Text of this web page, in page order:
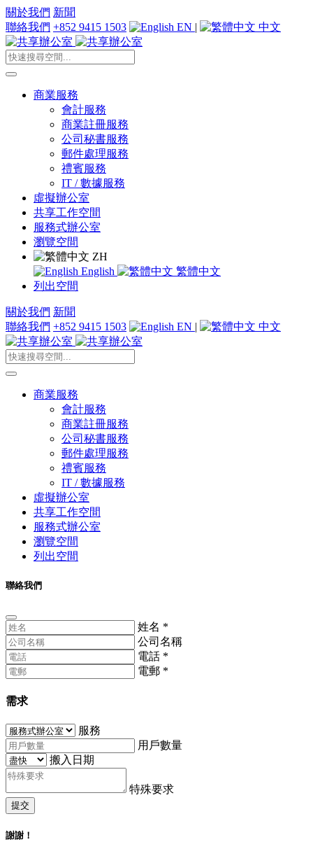
關於我們 新聞
聯絡我們 +852 9415 1503 EN | 中文
商業服務
會計服務
商業註冊服務
公司秘書服務
郵件處理服務
禮賓服務
IT / 數據服務
虛擬辦公室
共享工作空間
服務式辦公室
瀏覽空間
ZH
English
繁體中文
列出空間
關於我們 新聞
聯絡我們 +852 9415 1503 EN | 中文
商業服務
會計服務
商業註冊服務
公司秘書服務
郵件處理服務
禮賓服務
IT / 數據服務
虛擬辦公室
共享工作空間
服務式辦公室
瀏覽空間
列出空間
聯絡我們
姓名 *
公司名稱
電話 *
電郵 *
需求
服務
用戶數量
搬入日期
特殊要求
提交
謝謝！